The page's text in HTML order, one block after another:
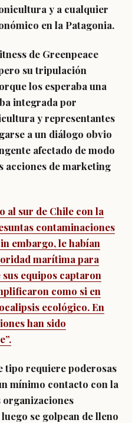
y a cualquier
en la Patagonia.
de Greenpeace
su tripulación
los esperaba una
integrada por
y representantes
a un diálogo obvio
afectado de modo
acciones de marketing
al sur de Chile con la
contaminaciones
embargo, le habían
marítima para
equipos captaron
como si en
ecológico. En
han sido
tipo requiere poderosas
mínimo contacto con la
organizaciones
se golpean de lleno